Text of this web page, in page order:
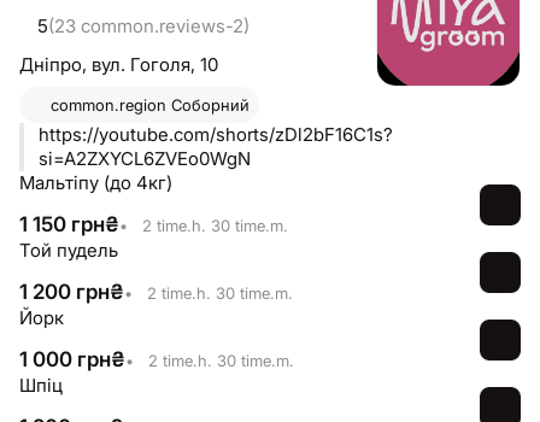
5(23 common.reviews-2)
Дніпро, вул. Гоголя, 10
common.region Соборний
https://youtube.com/shorts/zDl2bF16C1s?
si=A2ZXYCL6ZVEo0WgN
Мальтіпу (до 4кг)
1 150 грн₴• 2 time.h. 30 time.m.
Той пудель
1 200 грн₴• 2 time.h. 30 time.m.
Йорк
1 000 грн₴• 2 time.h. 30 time.m.
Шпіц